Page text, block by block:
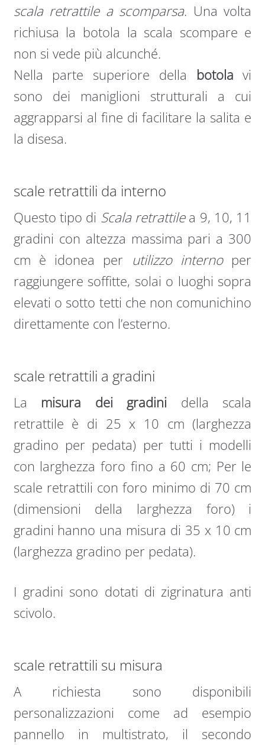
scala retrattile a scomparsa. Una volta
richiusa la botola la scala scompare e
non si vede più alcunché.
Nella parte superiore della botola vi
sono dei maniglioni strutturali a cui
aggrapparsi al fine di facilitare la salita e
la disesa.
scale retrattili da interno
Questo tipo di Scala retrattilea 9, 10, 11
gradini con altezza massima pari a 300
cm è idonea per utilizzo internoper
raggiungere soffitte, solai o luoghi sopra
elevati o sotto tetti che non comunichino
direttamente con l’esterno.
scale retrattili a gradini
La misura dei gradini della scala
retrattile è di 25 x 10 cm (larghezza
gradino per pedata) per tutti i modelli
con larghezza foro fino a 60 cm; Per le
scale retrattili con foro minimo di 70 cm
(dimensioni della larghezza foro) i
gradini hanno una misura di 35 x 10 cm
(larghezza gradino per pedata).
I gradini sono dotati di zigrinatura anti
scivolo.
scale retrattili su misura
A richiesta sono disponibili
personalizzazioni come ad esempio
pannello in multistrato, il secondo